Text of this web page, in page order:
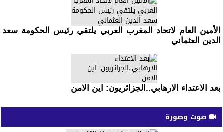
الأمين العام لاتحاد المغرب العربي يلتقي رئيس الحكومة سعد
الدين العثماني
بعد الاعتداء الارهابي..الجزائريون: اين الامن
صوت وصورة